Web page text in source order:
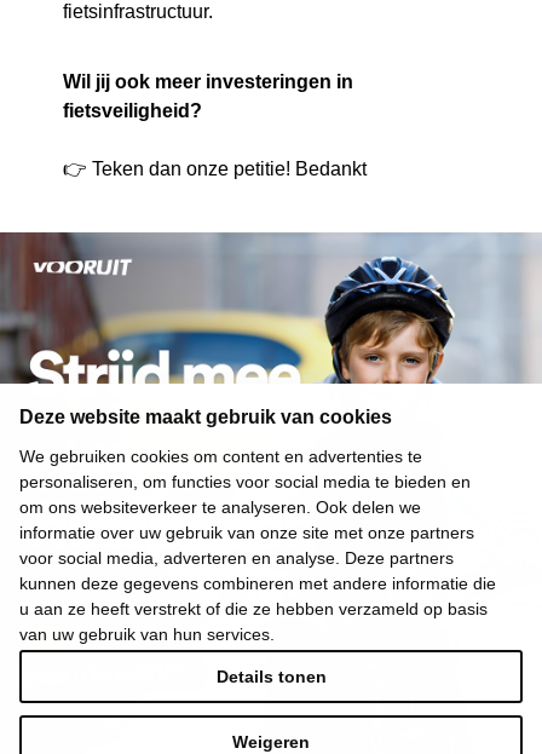
Deze website maakt gebruik van cookies
We gebruiken cookies om content en advertenties te
personaliseren, om functies voor social media te bieden en
om ons websiteverkeer te analyseren. Ook delen we
informatie over uw gebruik van onze site met onze partners
voor social media, adverteren en analyse. Deze partners
kunnen deze gegevens combineren met andere informatie die
u aan ze heeft verstrekt of die ze hebben verzameld op basis
van uw gebruik van hun services.
Weigeren
Details tonen
fietsinfrastructuur.
Wil jij ook meer investeringen in
fietsveiligheid?
👉 Teken dan onze petitie! Bedankt